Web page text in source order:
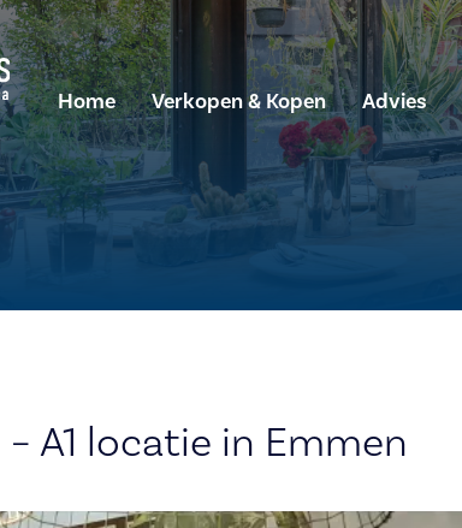
Home Verkopen & Kopen Advies
A1 locatie in Emmen